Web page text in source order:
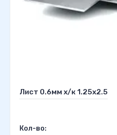
Лист 0.6мм х/к 1.25х2.5
Кол-во: